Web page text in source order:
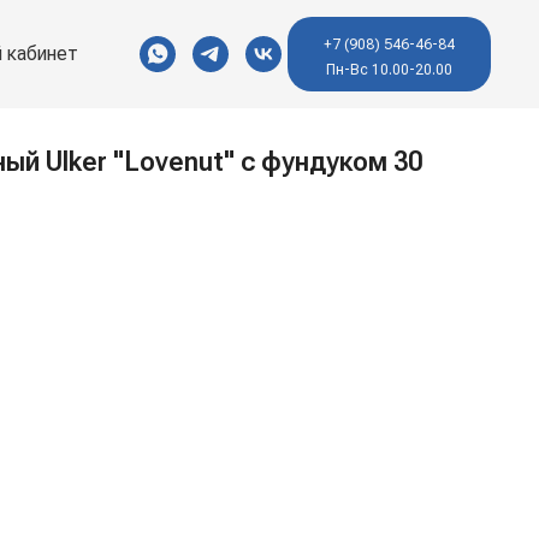
+7 (908) 546-46-84
Пн-Вс 10.00-20.00
Ulker "Lovenut" с фундуком 30